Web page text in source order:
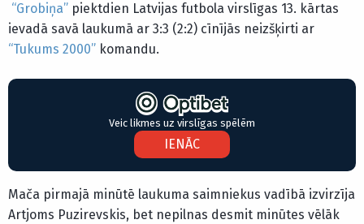
“Grobiņa” piektdien Latvijas futbola virslīgas 13. kārtas
ievadā savā laukumā ar 3:3 (2:2) cīnījās neizšķirti ar
“Tukums 2000” komandu.
Veic likmes uz virslīgas spēlēm
IENĀC
Mača pirmajā minūtē laukuma saimniekus vadībā izvirzīja
Artjoms Puzirevskis, bet nepilnas desmit minūtes vēlāk